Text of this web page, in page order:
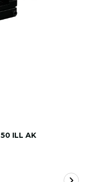
ILL AK